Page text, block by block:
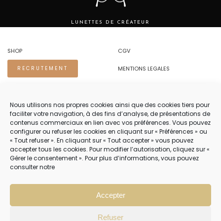
Nous utilisons nos propres cookies ainsi que des cookies tiers pour
faciliter votre navigation, à des fins d’analyse, de présentations de
contenus commerciaux en lien avec vos préférences. Vous pouvez
configurer ou refuser les cookies en cliquant sur « Préférences » ou
« Tout refuser ». En cliquant sur « Tout accepter » vous pouvez
accepter tous les cookies. Pour modifier l’autorisation, cliquez sur «
Gérer le consentement ». Pour plus d’informations, vous pouvez
consulter notre
Accepter
Refuser
LUNETTES DE CRÉATEUR
SHOP
RECRUTEMENT
CGV
MENTIONS LEGALES
NOUS CONTACTER.
TEL 04 94 83 73 22
PRENDRE RENDEZ-VOUS 04 94 83 73 22
12H30 PUIS DE 13H30 À 18H30